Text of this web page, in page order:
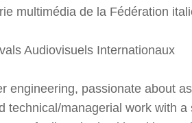
multimédia de la Fédération
Audiovisuels Internationaux
engineering, passionate about
technical/managerial work with